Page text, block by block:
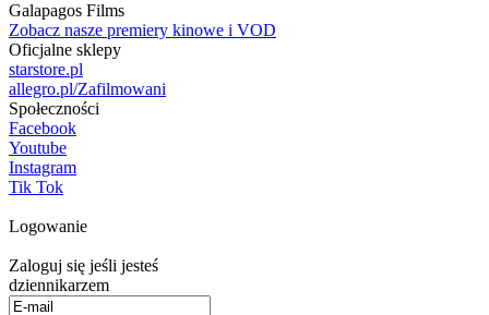
Galapagos Films
Zobacz nasze premiery kinowe i VOD
Oficjalne sklepy
starstore.pl
allegro.pl/Zafilmowani
Społeczności
Facebook
Youtube
Instagram
Tik Tok
Logowanie
Zaloguj się jeśli jesteś
dziennikarzem